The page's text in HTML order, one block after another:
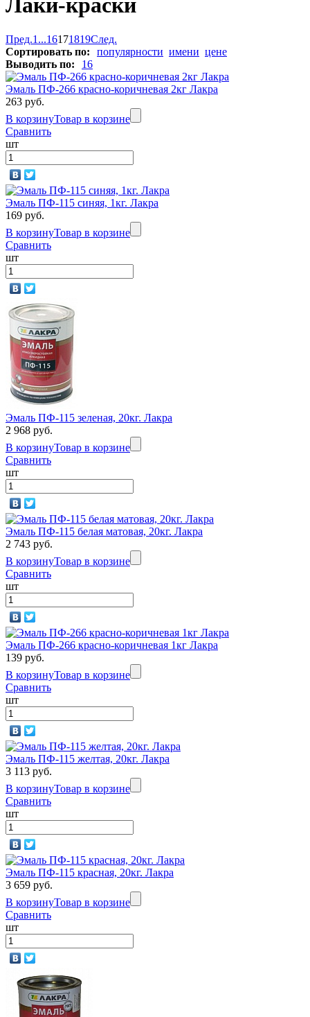
Лаки-краски
Пред.1 ...16171819След.
Сортировать по:
популярности имени цене
Выводить по:
16
Эмаль ПФ-266 красно-коричневая 2кг Лакра
263 руб.
В корзинуТовар в корзине
Сравнить
шт
Эмаль ПФ-115 синяя, 1кг. Лакра
169 руб.
В корзинуТовар в корзине
Сравнить
шт
Эмаль ПФ-115 зеленая, 20кг. Лакра
2 968 руб.
В корзинуТовар в корзине
Сравнить
шт
Эмаль ПФ-115 белая матовая, 20кг. Лакра
2 743 руб.
В корзинуТовар в корзине
Сравнить
шт
Эмаль ПФ-266 красно-коричневая 1кг Лакра
139 руб.
В корзинуТовар в корзине
Сравнить
шт
Эмаль ПФ-115 желтая, 20кг. Лакра
3 113 руб.
В корзинуТовар в корзине
Сравнить
шт
Эмаль ПФ-115 красная, 20кг. Лакра
3 659 руб.
В корзинуТовар в корзине
Сравнить
шт